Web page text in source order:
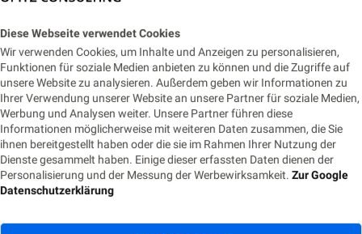
Diese Webseite verwendet Cookies
Wir verwenden Cookies, um Inhalte und Anzeigen zu personalisieren,
Funktionen für soziale Medien anbieten zu können und die Zugriffe auf
unsere Website zu analysieren. Außerdem geben wir Informationen zu
Ihrer Verwendung unserer Website an unsere Partner für soziale Medien,
Werbung und Analysen weiter. Unsere Partner führen diese
Informationen möglicherweise mit weiteren Daten zusammen, die Sie
ihnen bereitgestellt haben oder die sie im Rahmen Ihrer Nutzung der
Dienste gesammelt haben. Einige dieser erfassten Daten dienen der
Personalisierung und der Messung der Werbewirksamkeit. Zur Google
Datenschutzerklärung
Mohammad Esad-Djou
See: http://modj.org/home/ueber-uns.html
Ähnliche Posts